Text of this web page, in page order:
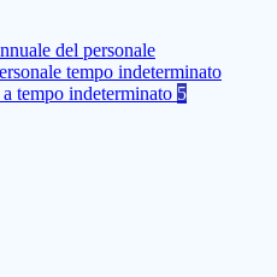
del personale
tempo indeterminato
tempo indeterminato 5